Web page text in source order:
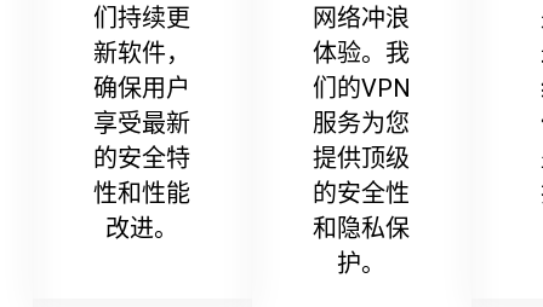
们持续更
新软件，
确保用户
享受最新
的安全特
性和性能
改进。
网络冲浪
体验。我
们的VPN
服务为您
提供顶级
的安全性
和隐私保
护。